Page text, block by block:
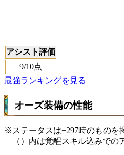
アシスト評価
9/10点
最強ランキングを見る
オーズ装備の性能
※ステータスは+297時のものを
（）内は覚醒スキル込みでの